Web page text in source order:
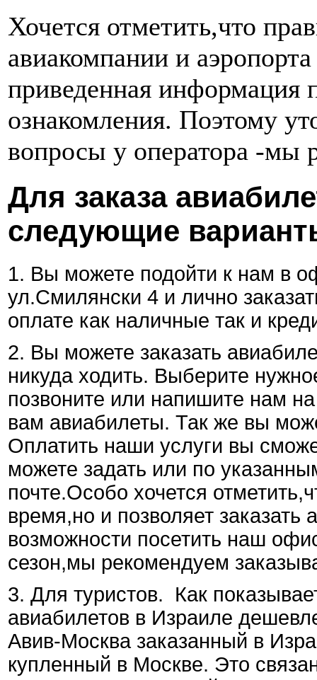
Хочется отметить,что
авиакомпании и
приведенная информация
ознакомления. Поэтому
вопросы у оператора -
Для заказа
следующие
1. Вы можете подойти к нам в
ул.Смилянски 4 и лично
оплате как наличные так и
2. Вы можете заказать
никуда ходить. Выберите
позвоните или напишите нам
вам авиабилеты. Так же вы
Оплатить наши услуги вы
можете задать или по
почте.Особо хочется
время,но и позволяет
возможности посетить наш
сезон,мы рекомендуем
3. Для туристов. Как
авиабилетов в Израиле
Авив-Москва заказанный в
купленный в Москве. Это